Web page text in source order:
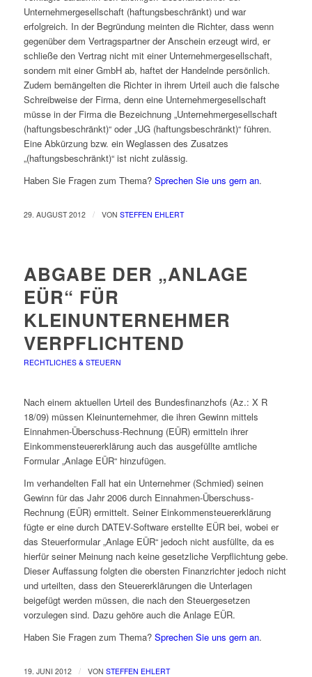
Unternehmergesellschaft (haftungsbeschränkt) und war
erfolgreich. In der Begründung meinten die Richter, dass wenn
gegenüber dem Vertragspartner der Anschein erzeugt wird, er
schließe den Vertrag nicht mit einer Unternehmergesellschaft,
sondern mit einer GmbH ab, haftet der Handelnde persönlich.
Zudem bemängelten die Richter in ihrem Urteil auch die falsche
Schreibweise der Firma, denn eine Unternehmergesellschaft
müsse in der Firma die Bezeichnung „Unternehmergesellschaft
(haftungsbeschränkt)“ oder „UG (haftungsbeschränkt)“ führen.
Eine Abkürzung bzw. ein Weglassen des Zusatzes
„(haftungsbeschränkt)“ ist nicht zulässig.
Haben Sie Fragen zum Thema? Sprechen Sie uns gern an.
29. AUGUST 2012 / VON STEFFEN EHLERT
ABGABE DER „ANLAGE
EÜR“ FÜR
KLEINUNTERNEHMER
VERPFLICHTEND
RECHTLICHES & STEUERN
Nach einem aktuellen Urteil des Bundesfinanzhofs (Az.: X R
18/09) müssen Kleinunternehmer, die ihren Gewinn mittels
Einnahmen-Überschuss-Rechnung (EÜR) ermitteln ihrer
Einkommensteuererklärung auch das ausgefüllte amtliche
Formular „Anlage EÜR“ hinzufügen.
Im verhandelten Fall hat ein Unternehmer (Schmied) seinen
Gewinn für das Jahr 2006 durch Einnahmen-Überschuss-
Rechnung (EÜR) ermittelt. Seiner Einkommensteuererklärung
fügte er eine durch DATEV-Software erstellte EÜR bei, wobei er
das Steuerformular „Anlage EÜR“ jedoch nicht ausfüllte, da es
hierfür seiner Meinung nach keine gesetzliche Verpflichtung gebe.
Dieser Auffassung folgten die obersten Finanzrichter jedoch nicht
und urteilten, dass den Steuererklärungen die Unterlagen
beigefügt werden müssen, die nach den Steuergesetzen
vorzulegen sind. Dazu gehöre auch die Anlage EÜR.
Haben Sie Fragen zum Thema? Sprechen Sie uns gern an.
19. JUNI 2012 / VON STEFFEN EHLERT